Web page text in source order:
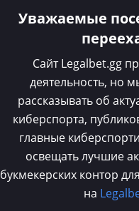
Dota 2
Уважаемые
Сайт Legalbet.gg
деятельность, но
рассказывать об
киберспорта,
главные
освещать лучшие
букмекерских контор
на